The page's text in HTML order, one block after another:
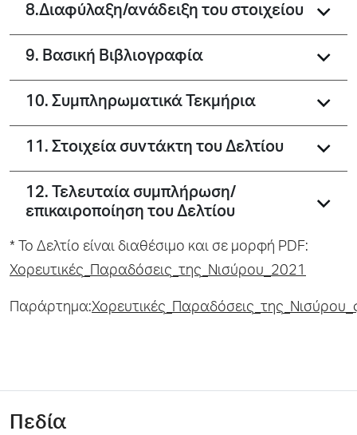
8.Διαφύλαξη/ανάδειξη του στοιχείου
9. Βασική Βιβλιογραφία
10. Συμπληρωματικά Τεκμήρια
11. Στοιχεία συντάκτη του Δελτίου
12. Τελευταία συμπλήρωση/
επικαιροποίηση του Δελτίου
* To Δελτίο είναι διαθέσιμο και σε μορφή PDF:
Χορευτικές_Παραδόσεις_της_Νισύρου_2021
Παράρτημα:
Πεδία